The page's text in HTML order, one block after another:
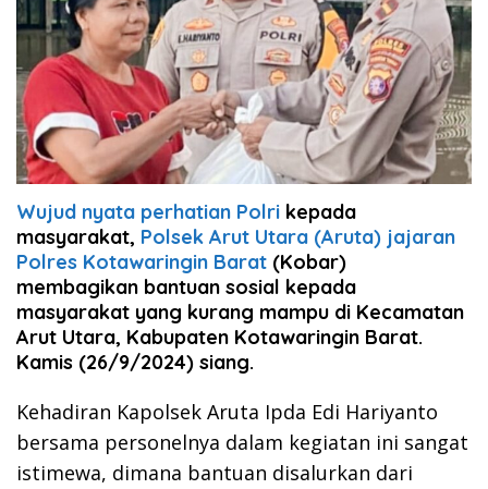
Wujud nyata perhatian Polri kepada
masyarakat, Polsek Arut Utara (Aruta) jajaran
Polres Kotawaringin Barat (Kobar)
membagikan bantuan sosial kepada
masyarakat yang kurang mampu di Kecamatan
Arut Utara, Kabupaten Kotawaringin Barat.
Kamis (26/9/2024) siang.
Kehadiran Kapolsek Aruta Ipda Edi Hariyanto
bersama personelnya dalam kegiatan ini sangat
istimewa, dimana bantuan disalurkan dari